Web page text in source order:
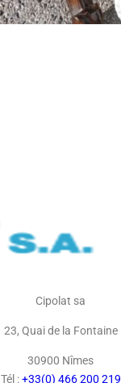
Cipolat sa
23, Quai de la Fontaine
30900 Nîmes
Tél :+33(0) 466 200 219